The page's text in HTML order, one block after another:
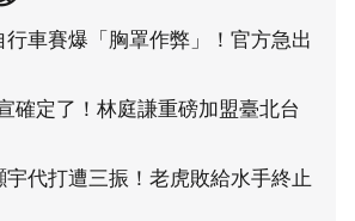
行車賽爆「胸罩作弊」！官方急出
確定了！林庭謙重磅加盟臺北台
宇代打遭三振！老虎敗給水手終止